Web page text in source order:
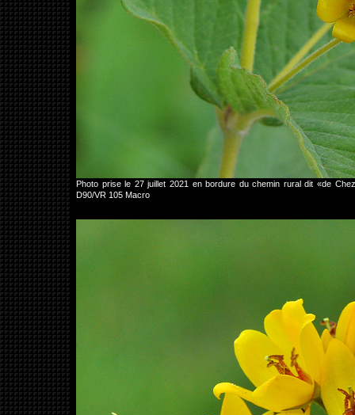
Photo prise le 27 juillet 2021 en bordure du chemin rural dit «de
D90/VR 105 Macro